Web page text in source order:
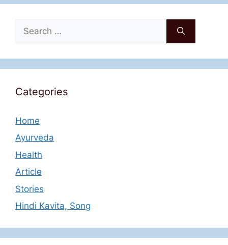
for:
Categories
Home
Ayurveda
Health
Article
Stories
Hindi Kavita, Song